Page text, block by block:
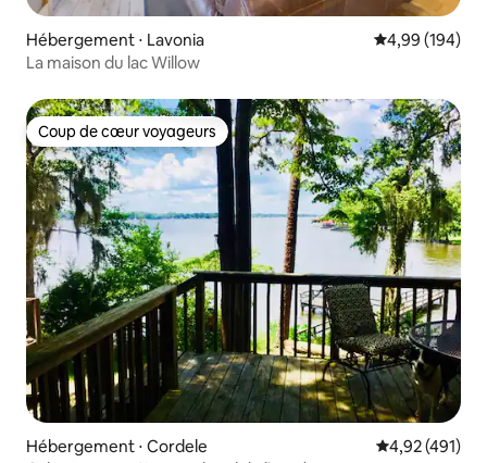
Hébergement ⋅ Lavonia Évaluation
4,99 (194)
La maison du lac Willow
Coup de cœur voyageurs
Coup de cœur voyageurs
Hébergement ⋅ Cordele Évaluation
4,92 (491)